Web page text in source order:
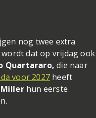
nog twee extra
dat op vrijdag ook
Quartararo,die naar
voor 2027 heeft
Millerhun eerste